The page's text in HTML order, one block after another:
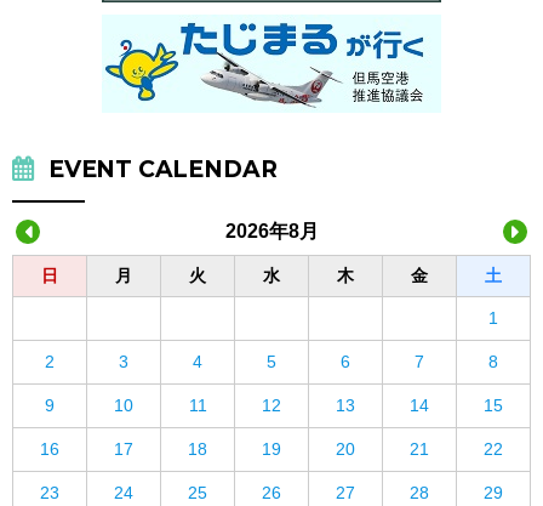
EVENT CALENDAR
2026年8月
日 月 火 水 木 金 土
1
2 3 4 5 6 7 8
9 10 11 12 13 14 15
16 17 18 19 20 21 22
23 24 25 26 27 28 29